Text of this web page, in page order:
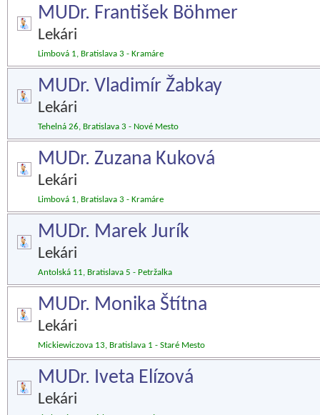
MUDr. František Böhmer
Lekári
Limbová 1, Bratislava 3 - Kramáre
MUDr. Vladimír Žabkay
Lekári
Tehelná 26, Bratislava 3 - Nové Mesto
MUDr. Zuzana Kuková
Lekári
Limbová 1, Bratislava 3 - Kramáre
MUDr. Marek Jurík
Lekári
Antolská 11, Bratislava 5 - Petržalka
MUDr. Monika Štítna
Lekári
Mickiewiczova 13, Bratislava 1 - Staré Mesto
MUDr. Iveta Elízová
Lekári